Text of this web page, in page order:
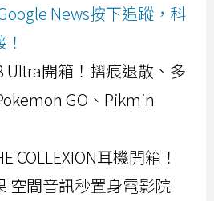
News按下追蹤，科
Ultra開箱！摺痕退散、多
GO、Pikmin
COLLEXION耳機開箱！
空間音訊秒置身電影院